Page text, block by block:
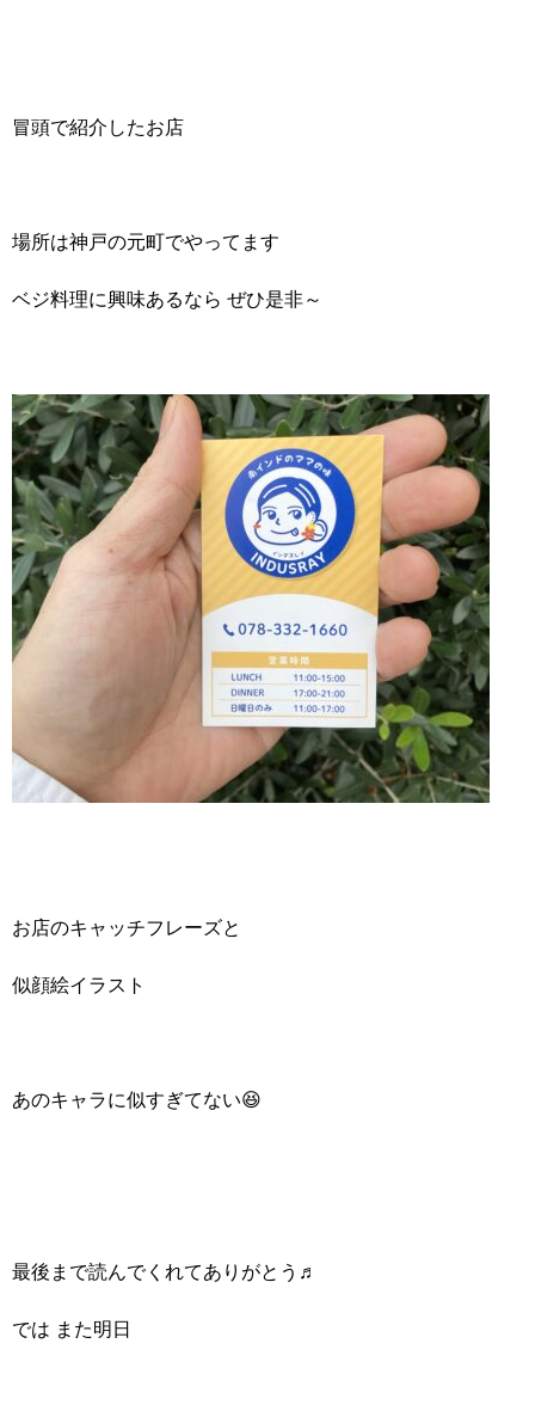
冒頭で紹介したお店
場所は神戸の元町でやってます
ベジ料理に興味あるなら ぜひ是非～
お店のキャッチフレーズと
似顔絵イラスト
あのキャラに似すぎてない😆
最後まで読んでくれてありがとう♬
では また明日